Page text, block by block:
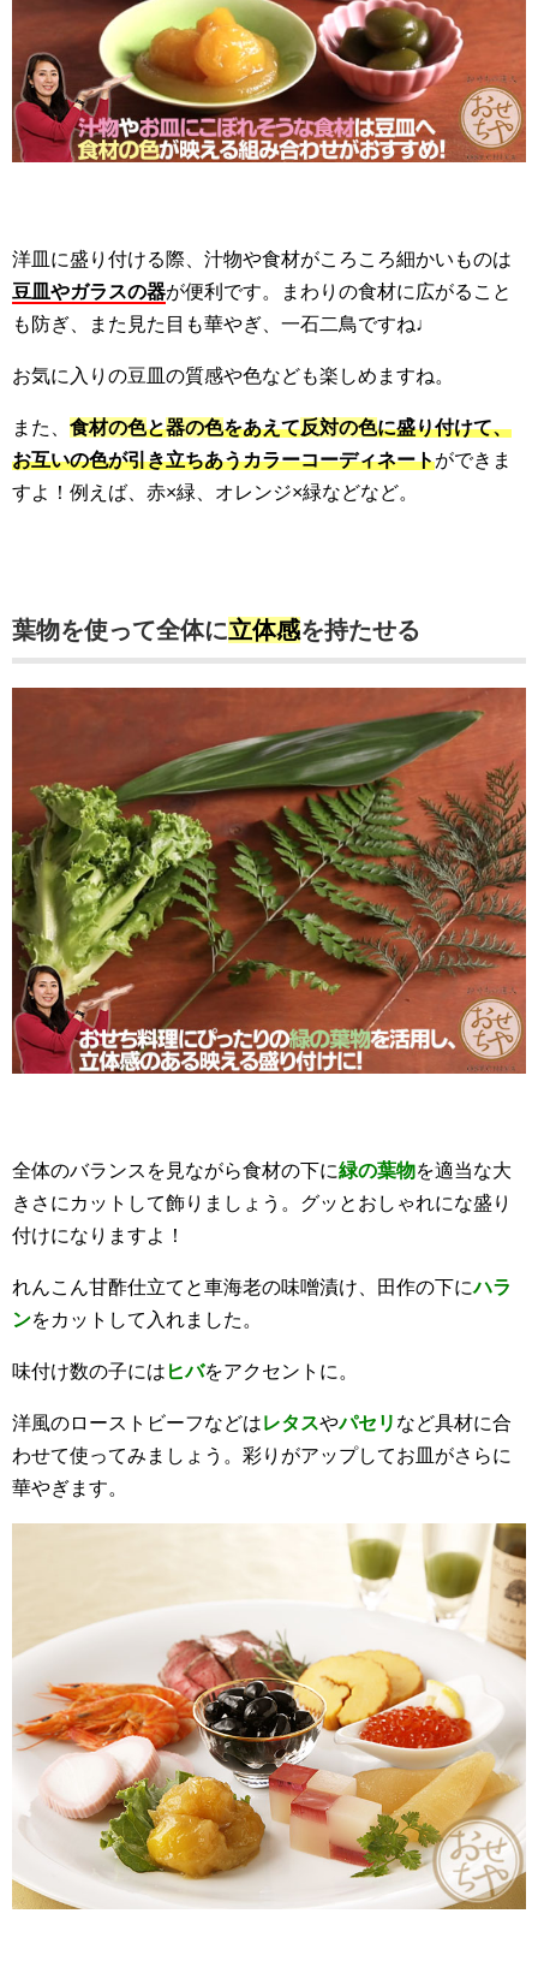
洋皿に盛り付ける際、汁物や食材がころころ細かいものは
豆皿やガラスの器が便利です。まわりの食材に広がること
も防ぎ、また見た目も華やぎ、一石二鳥ですね♩
お気に入りの豆皿の質感や色なども楽しめますね。
また、 食材の色と器の色をあえて反対の色に盛り付けて、
お互いの色が引き立ちあうカラーコーディネートができま
すよ！例えば、赤×緑、オレンジ×緑などなど。
葉物を使って全体に立体感を持たせる
全体のバランスを見ながら食材の下に緑の葉物を適当な大
きさにカットして飾りましょう。グッとおしゃれにな盛り
付けになりますよ！
れんこん甘酢仕立てと車海老の味噌漬け、田作の下にハラ
ンをカットして入れました。
味付け数の子には ヒバをアクセントに。
洋風のローストビーフなどはレタスやパセリ など具材に合
わせて使ってみましょう。彩りがアップしてお皿がさらに
華やぎます。